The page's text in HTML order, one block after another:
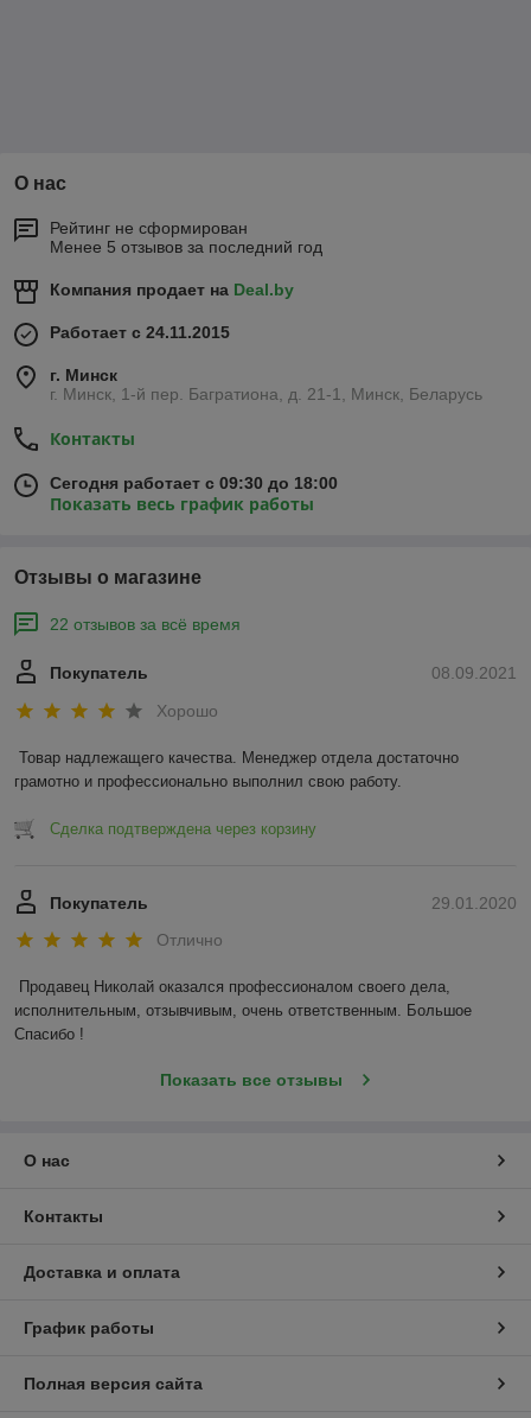
О нас
Рейтинг не сформирован
Менее 5 отзывов за последний год
Компания продает на Deal.by
Работает с 24.11.2015
г. Минск
г. Минск, 1-й пер. Багратиона, д. 21-1, Минск, Беларусь
Контакты
Сегодня работает с 09:30 до 18:00
Показать весь график работы
Отзывы о магазине
22 отзывов за всё время
08.09.2021
Покупатель
Хорошо
Товар надлежащего качества. Менеджер отдела достаточно
грамотно и профессионально выполнил свою работу.
Сделка подтверждена через корзину
29.01.2020
Покупатель
Отлично
Продавец Николай оказался профессионалом своего дела,
исполнительным, отзывчивым, очень ответственным. Большое
Спасибо !
Показать все отзывы
О нас
Контакты
Доставка и оплата
График работы
Полная версия сайта